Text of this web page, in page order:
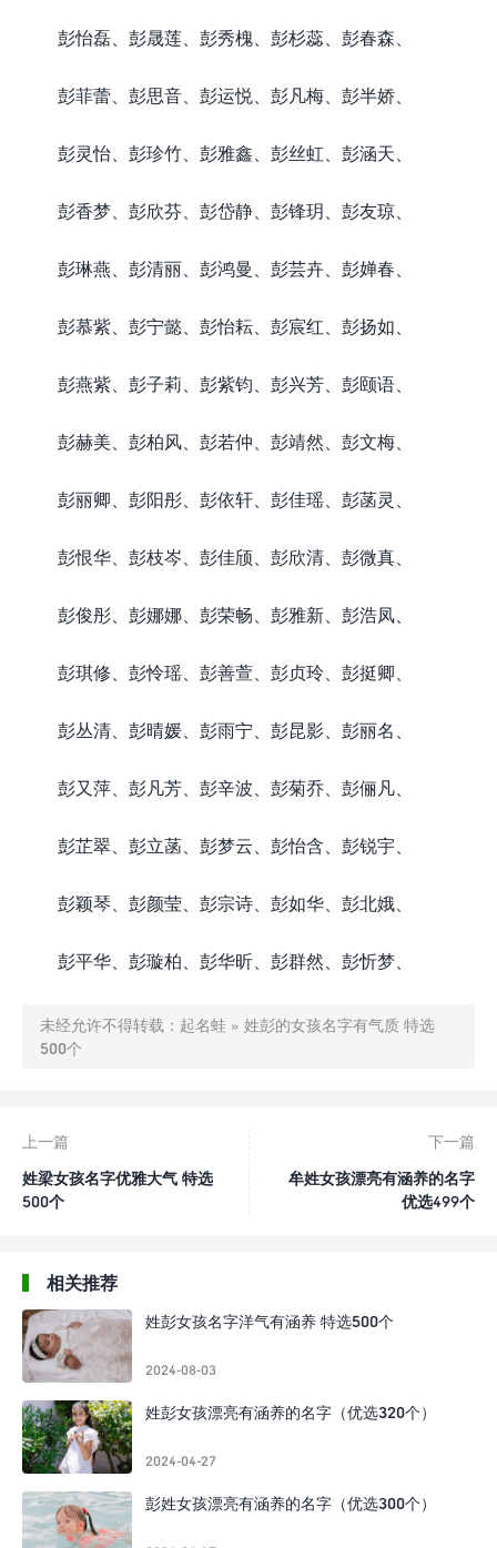
彭怡磊、彭晟莲、彭秀槐、彭杉蕊、彭春森、
彭菲蕾、彭思音、彭运悦、彭凡梅、彭半娇、
彭灵怡、彭珍竹、彭雅鑫、彭丝虹、彭涵天、
彭香梦、彭欣芬、彭岱静、彭锋玥、彭友琼、
彭琳燕、彭清丽、彭鸿曼、彭芸卉、彭婵春、
彭慕紫、彭宁懿、彭怡耘、彭宸红、彭扬如、
彭燕紫、彭子莉、彭紫钧、彭兴芳、彭颐语、
彭赫美、彭柏风、彭若仲、彭靖然、彭文梅、
彭丽卿、彭阳彤、彭依轩、彭佳瑶、彭菡灵、
彭恨华、彭枝岑、彭佳颀、彭欣清、彭微真、
彭俊彤、彭娜娜、彭荣畅、彭雅新、彭浩凤、
彭琪修、彭怜瑶、彭善萱、彭贞玲、彭挺卿、
彭丛清、彭晴媛、彭雨宁、彭昆影、彭丽名、
彭又萍、彭凡芳、彭辛波、彭菊乔、彭俪凡、
彭芷翠、彭立菡、彭梦云、彭怡含、彭锐宇、
彭颖琴、彭颜莹、彭宗诗、彭如华、彭北娥、
彭平华、彭璇柏、彭华昕、彭群然、彭忻梦、
未经允许不得转载： 起名蛙 » 姓彭的女孩名字有气质 特选
500个
上一篇
姓梁女孩名字优雅大气 特选
500个
下一篇
牟姓女孩漂亮有涵养的名字
优选499个
相关推荐
姓彭女孩名字洋气有涵养 特选500个
2024-08-03
姓彭女孩漂亮有涵养的名字（优选320个）
2024-04-27
彭姓女孩漂亮有涵养的名字（优选300个）